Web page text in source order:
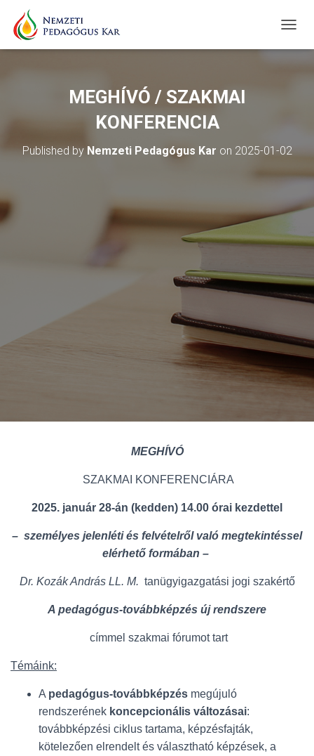
O
I
I
N
MEGHÍVÓ / SZAKMAI
KONFERENCIA
Published byNemzeti Pedagógus Kar on 2025-01-02
MEGHÍVÓ
SZAKMAI KONFERENCIÁRA
2025. január 28-án (kedden) 14.00 órai kezdettel
– személyes jelenléti és felvételről való megtekintéssel
elérhető formában –
Dr. Kozák András LL. M. tanügyigazgatási jogi szakértő
A pedagógus-továbbképzés új rendszere
címmel szakmai fórumot tart
Témáink:
A pedagógus-továbbképzés megújuló
rendszerének koncepcionális változásai:
továbbképzési ciklus tartama, képzésfajták,
kötelezően elrendelt és választható képzések, a